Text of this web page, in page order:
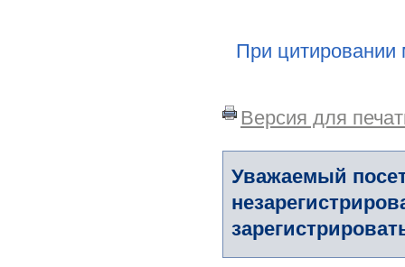
При цитировании
Версия для
Уважаемый